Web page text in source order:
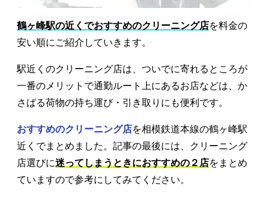
鶴ヶ峰駅の近くでおすすめのクリーニング店を料金の
安い順にご紹介していきます。
駅近くのクリーニング店は、ついでに寄れるところが
一番のメリットで通勤ルート上にあるお店などは、か
さばる荷物の持ち運び・引き取りにも便利です。
おすすめのクリーニング店を相模鉄道本線の鶴ヶ峰駅
近くでまとめました。記事の最後には、クリーニング
店選びに迷ってしまうときにおすすめの２店をまとめ
ていますので参考にしてみてください。